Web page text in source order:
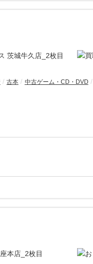
古本 中古ゲーム・CD・DVD